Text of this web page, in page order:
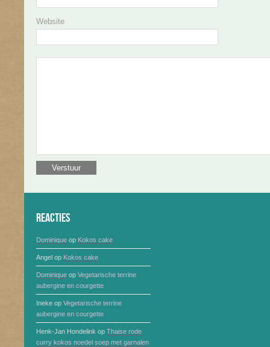
Website
Reacties
Dominique op Kokos cake
Angel op Kokos cake
Dominique op Vegetarische terrine
aubergine en courgette
Ineke op Vegetarische terrine
aubergine en courgette
Henk-Jan Hondelink op Thaise rode
curry kokos noedel soep met garnalen